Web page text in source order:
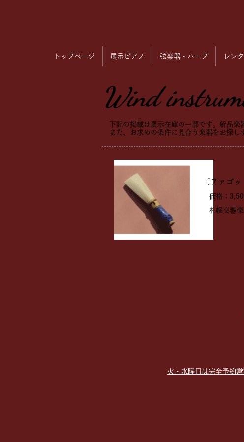
トップページ 展示ピアノ 弦楽器・ハープ レン
Wind
下記の掲載は展示在庫の一部です。新品
また、お求めの条件に見合う楽器をお探し
〔ファゴ
価格：
札幌交響楽
火・水曜日は完全予約